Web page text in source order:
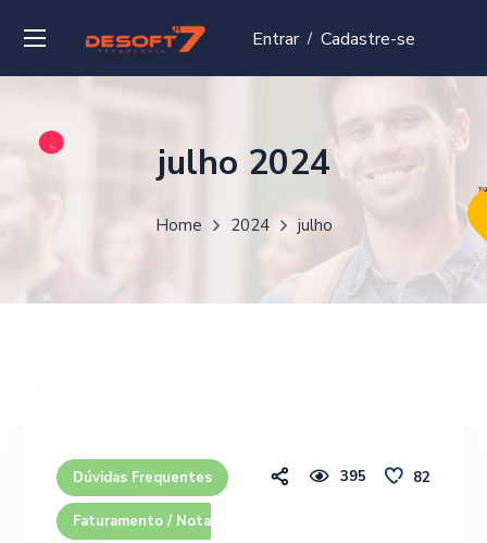
Entrar/Cadastre-se
julho 2024
Home 2024 julho
Dúvidas Frequentes
Faturamento / Nota
395 82